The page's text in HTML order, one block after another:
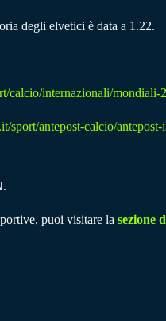
degli elvetici è data a 1.22.
calcio/internazionali/mondiali-
sport/antepost-calcio/
puoi visitare la sezione